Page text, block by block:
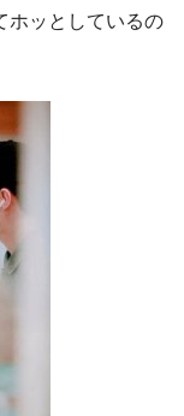
ホッとしているの